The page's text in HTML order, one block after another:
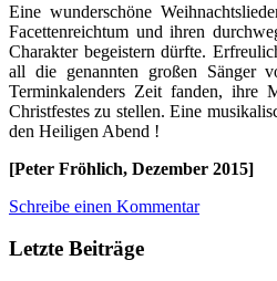
Eine wunderschöne
Facettenreichtum und ihren
Charakter begeistern dürfte.
all die genannten großen Sänger
Terminkalenders Zeit fanden, ihre
Christfestes zu stellen. Eine
den Heiligen Abend !
[Peter Fröhlich, Dezember 2015]
Schreibe einen Kommentar
Letzte Beiträge